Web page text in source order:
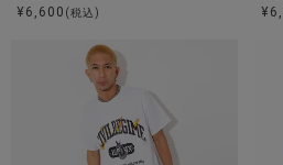
¥ 6,600 (税込)
¥